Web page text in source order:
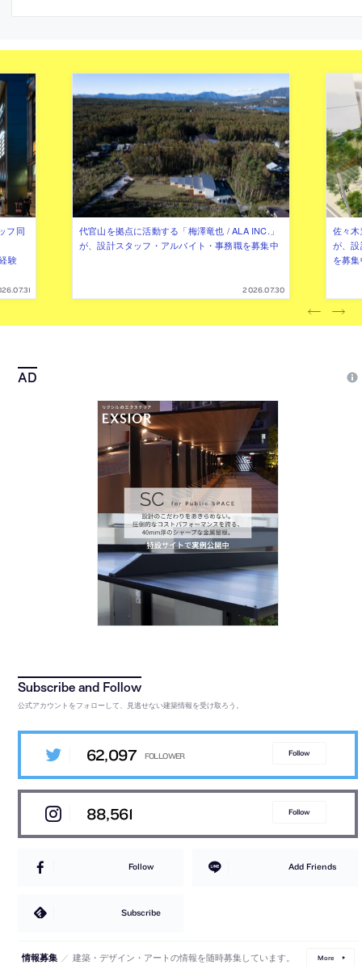
フ同
験
代官山を拠点に活動する「梅澤竜也 / ALA INC.」
が、設計スタッフ・アルバイト・事務職を募集中
2026.07.30
佐々
が、
を募
公式アカウントをフォローして、見逃せない建築情報を受け取ろう。
62,097 Follow
88,561 Follow
Follow Add Friends
Subscribe
情報募集 ／ 建築・デザイン・アートの情報を随時募集しています。 More